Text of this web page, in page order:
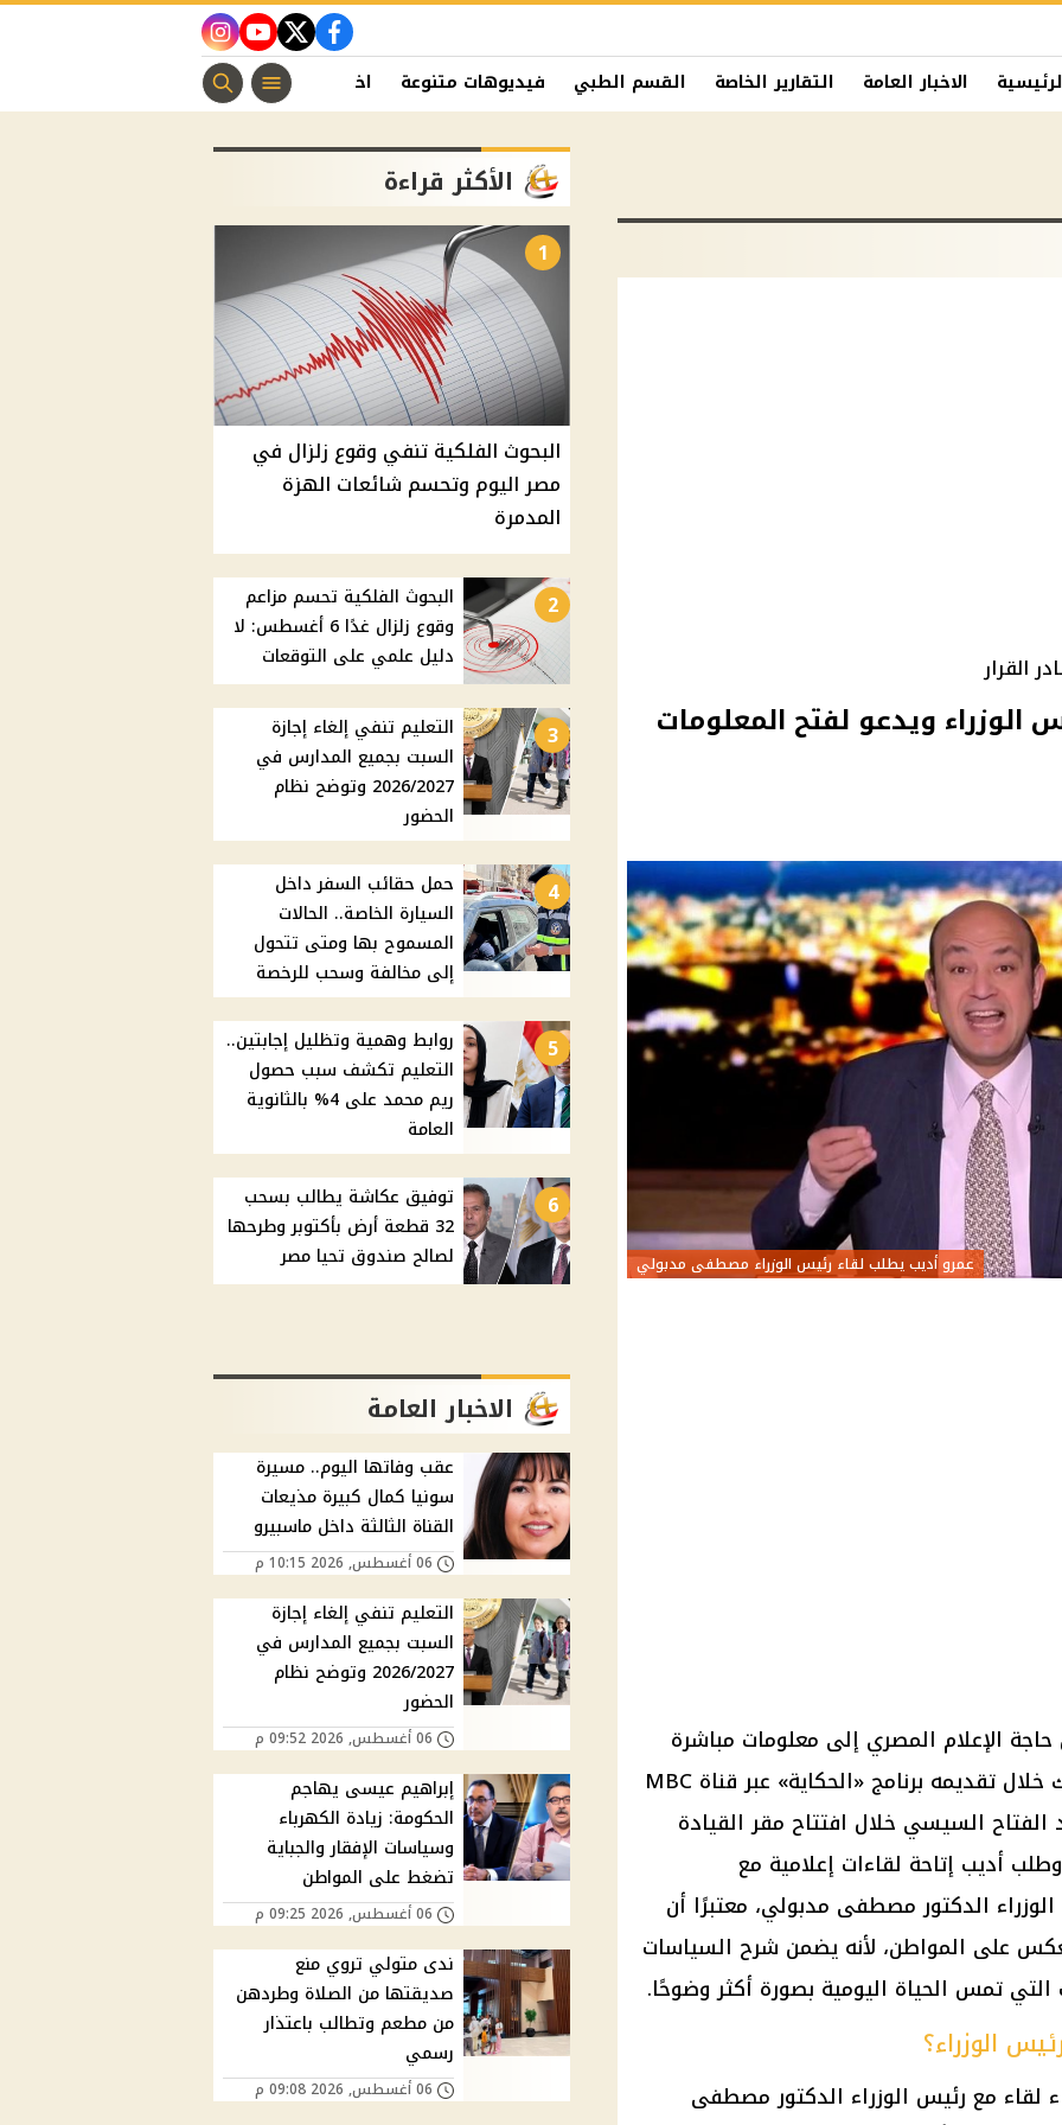
facebook
twitter
youtube
instagram
الاخبار العامة التقارير الخاصة القسم الطبي فيديوهات متنوعة اخبار الفن منوعات مسيحية
القرار
الوزراء ويدعو لفتح المعلومات
عمرو أديب يطلب لقاء رئيس الوزراء مصطفى مدبولي
الإعلام المصري إلى معلومات مباشرة
وتواصل أوسع مع المسؤولين، وذلك خلال تقديمه برنامج «الحكاية» عبر قناة MBC
السيسي خلال افتتاح مقر القيادة
وطلب أديب إتاحة لقاءات إعلامية مع
الدكتور مصطفى مدبولي، معتبرًا أن
على المواطن، لأنه يضمن شرح السياسات
التي تمس الحياة اليومية بصورة أكثر وضوحًا.
الوزراء؟
لقاء مع رئيس الوزراء الدكتور مصطفى
الأكثر قراءة
1
البحوث الفلكية تنفي وقوع زلزال في
مصر اليوم وتحسم شائعات الهزة
المدمرة
2
البحوث الفلكية تحسم مزاعم
وقوع زلزال غدًا 6 أغسطس: لا
دليل علمي على التوقعات
3
التعليم تنفي إلغاء إجازة
السبت بجميع المدارس في
2026/2027 وتوضح نظام
الحضور
4
حمل حقائب السفر داخل
السيارة الخاصة.. الحالات
المسموح بها ومتى تتحول
إلى مخالفة وسحب للرخصة
5
روابط وهمية وتظليل إجابتين..
التعليم تكشف سبب حصول
ريم محمد على 4% بالثانوية
العامة
6
توفيق عكاشة يطالب بسحب
32 قطعة أرض بأكتوبر وطرحها
لصالح صندوق تحيا مصر
الاخبار العامة
عقب وفاتها اليوم.. مسيرة
سونيا كمال كبيرة مذيعات
القناة الثالثة داخل ماسبيرو
06 أغسطس, 2026 10:15 م
التعليم تنفي إلغاء إجازة
السبت بجميع المدارس في
2026/2027 وتوضح نظام
الحضور
06 أغسطس, 2026 09:52 م
إبراهيم عيسى يهاجم
الحكومة: زيادة الكهرباء
وسياسات الإفقار والجباية
تضغط على المواطن
06 أغسطس, 2026 09:25 م
ندى متولي تروي منع
صديقتها من الصلاة وطردهن
من مطعم وتطالب باعتذار
رسمي
06 أغسطس, 2026 09:08 م